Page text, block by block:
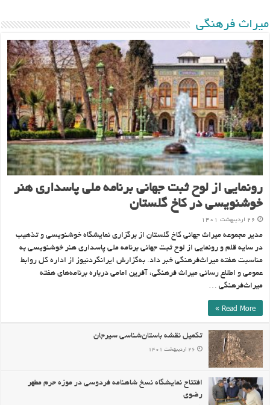
ميراث فرهنگی
رونمایی از لوح ثبت جهانی برنامه ملی پاسداری هنر
خوشنویسی در کاخ گلستان
۲۶ اردیبهشت ۱۴۰۱
مدیر مجموعه میراث جهانی کاخ گلستان از برگزاری نمایشگاه خوشنویسی و تذهیب
در سایه قلم و رونمایی از لوح ثبت جهانی برنامه ملی پاسداری هنر خوشنویسی به
مناسبت هفته میراث‌فرهنگی خبر داد. به‌گزارش ایرانگردنیوز از اداره کل روابط
عمومی و اطلاع رسانی میراث فرهنگی، آفرین امامی درباره برنامه‌های هفته
میراث‌فرهنگی …
Read More »
تکمیل نقشه باستان‌شناسی سیرجان
۲۶ اردیبهشت ۱۴۰۱
افتتاح نمایشگاه نسخ شاهنامه‌ فردوسی در موزه حرم مطهر
رضوی